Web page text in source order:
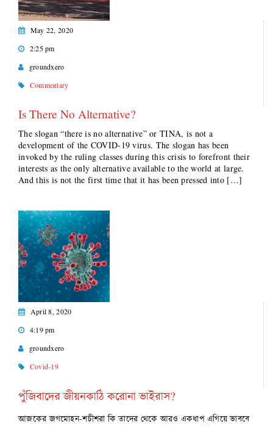
May 22, 2020
2:25 pm
groundxero
Commentary
Is There No Alternative?
The slogan “there is no alternative” or TINA, is not a
development of the COVID-19 virus. The slogan has been
invoked by the ruling classes during this crisis to forefront their
interests as the only alternative available to the world at large.
And this is not the first time that it has been pressed into […]
April 8, 2020
4:19 pm
groundxero
Covid-19
পুঁজিবাদের জীয়নকাঠি করোনা ভাইরাস?
আজকের জগমোহন-শচীশরা কি তাদের থেকে আরও একধাপ এগিয়ে ভাববে